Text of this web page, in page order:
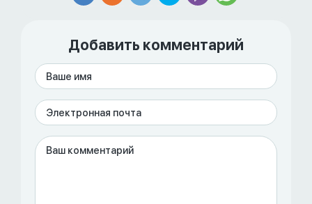
Добавить комментарий